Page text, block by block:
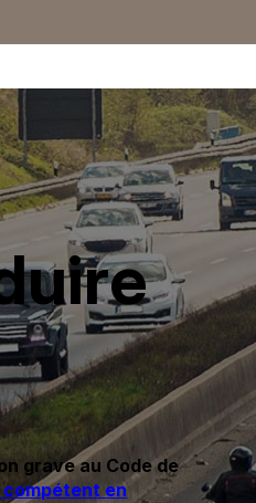
grave au Code de
en